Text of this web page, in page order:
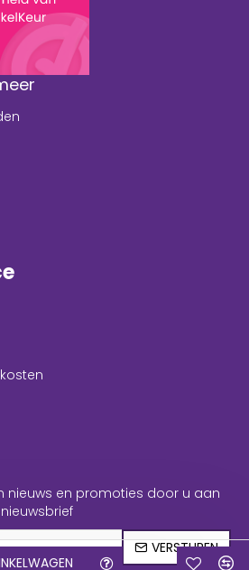
nieuws en promoties door u aan
VERSTUREN